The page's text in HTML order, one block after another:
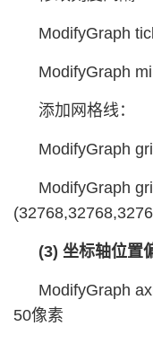
ModifyGraph
ModifyGraph
添加网格线：
ModifyGraph
ModifyGraph
(3) 坐标轴位置
ModifyGraph
50像素